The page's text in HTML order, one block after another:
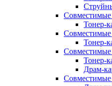
Совместимые
Тонер-
Совместимые
Тонер-
Совместимые
Тонер-
Драм-